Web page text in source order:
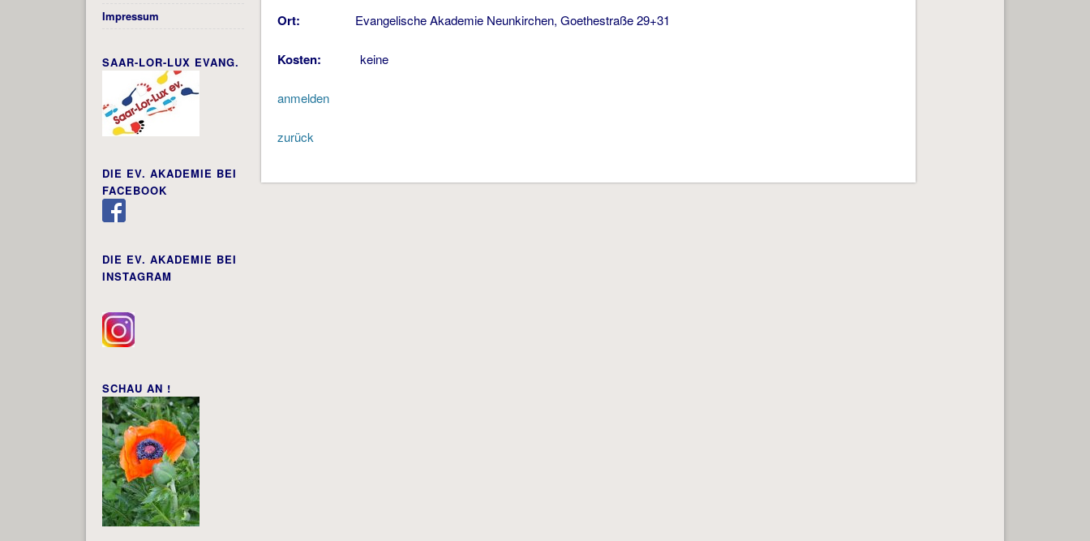
Ort: Evangelische Akademie Neunkirchen, Goethestraße 29+31
Kosten: keine
anmelden
zurück
Impressum
SAAR-LOR-LUX EVANG.
DIE EV. AKADEMIE BEI
FACEBOOK
DIE EV. AKADEMIE BEI
INSTAGRAM
SCHAU AN !